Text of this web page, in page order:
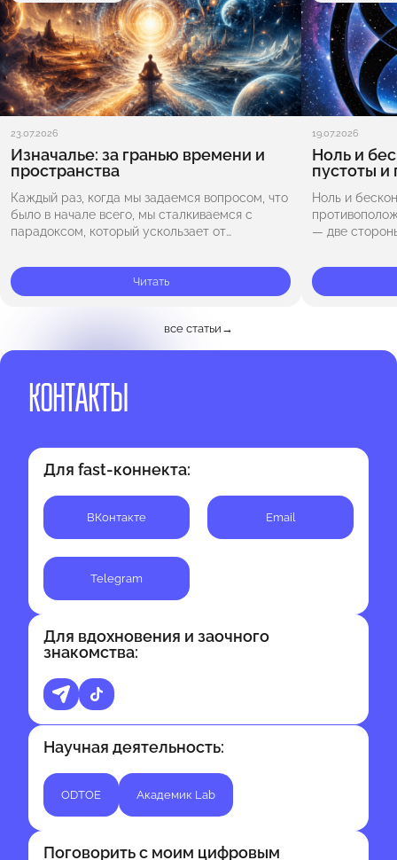
23.07.2026
Изначалье: за гранью времени и
пространства
Каждый раз, когда мы задаемся вопросом, что
было в начале всего, мы сталкиваемся с
парадоксом, который ускользает от
момент во времени, это сама…
Читать
19.07.2026
Ноль и
пустоты и
Ноль и
— две
ещё не
все статьи →
КОНТАКТЫ
Для fast-коннекта:
BКонтакте Email
Telegram
Для вдохновения и заочного
знакомства:
Научная деятельность:
ODTOE Академик Lab
Поговорить с моим цифровым